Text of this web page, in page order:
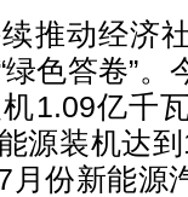
推动经济
色答卷”
1.09亿千
源装机达
月份新能源